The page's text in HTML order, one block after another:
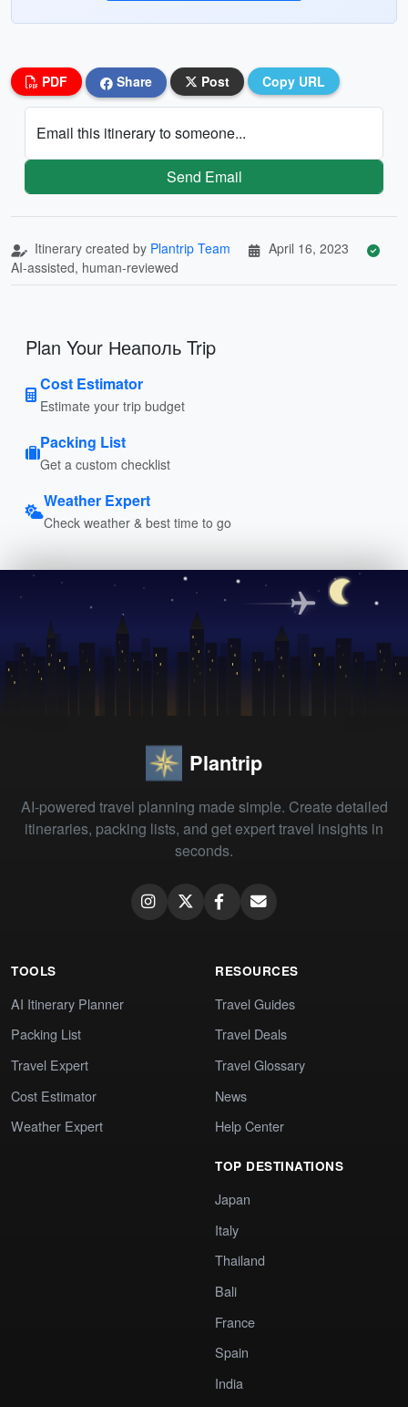
PDF Share Post Copy URL
Email this itinerary to someone...
Send Email
Itinerary created by Plantrip Team
April 16, 2023
AI-assisted, human-reviewed
Plan Your Неаполь Trip
Cost Estimator
Estimate your trip budget
Packing List
Get a custom checklist
Weather Expert
Check weather & best time to go
Plantrip
AI-powered travel planning made simple. Create detailed
itineraries, packing lists, and get expert travel insights in
seconds.
TOOLS
AI Itinerary Planner
Packing List
Travel Expert
Cost Estimator
Weather Expert
RESOURCES
Travel Guides
Travel Deals
Travel Glossary
News
Help Center
TOP DESTINATIONS
Japan
Italy
Thailand
Bali
France
Spain
India